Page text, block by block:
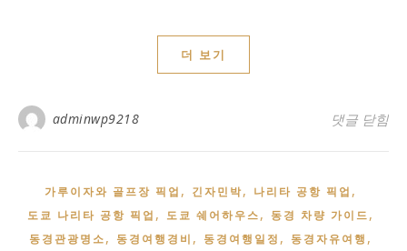
더 보기
adminwp9218 나리타공항
댓글 닫힘
가루이자와 골프장 픽업 , 긴자민박, 나리타 공항 픽업 ,
도쿄 나리타 공항 픽업 , 도쿄 쉐어하우스, 동경 차량 가이드,
동경관광명소, 동경여행경비 , 동경여행일정 , 동경자유여행 ,